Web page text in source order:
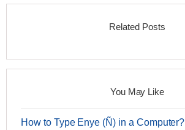
Related Posts
You May Like
How to Type Enye (Ñ) in a Computer?